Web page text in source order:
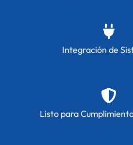
Integración de
Listo para